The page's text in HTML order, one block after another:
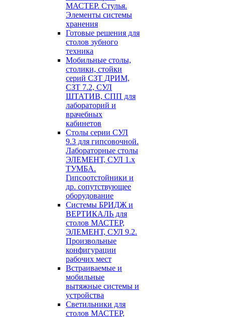
МАСТЕР. Стулья.
Элементы системы
хранения
Готовые решения для
столов зубного
техника
Мобильные столы,
столики, стойки
серий СЗТ ДРИМ,
СЗТ 7.2, СУЛ
ШТАТИВ, СПП для
лабораторий и
врачебных
кабинетов
Столы серии СУЛ
9.3 для гипсовочной.
Лабораторные столы
ЭЛЕМЕНТ, СУЛ 1.х
ТУМБА.
Гипсоотстойники и
др. сопутствующее
оборудование
Системы БРИДЖ и
ВЕРТИКАЛЬ для
столов МАСТЕР,
ЭЛЕМЕНТ, СУЛ 9.2.
Произвольные
конфигурации
рабочих мест
Встраиваемые и
мобильные
вытяжные системы и
устройства
Светильники для
столов МАСТЕР,